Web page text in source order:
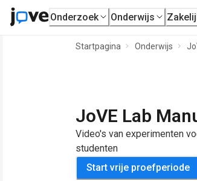
Onderzoek Onderwijs
Startpagina Onderwijs
JoVE Lab
Video's van experimenten
studenten
Start vrije proefperiode